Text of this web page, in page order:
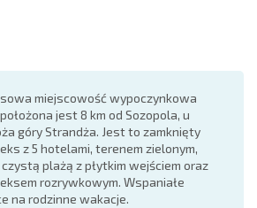
miejscowość wypoczynkowa
jest 8 km od Sozopola, u
góry Strandża. Jest to zamknięty
z 5 hotelami, terenem zielonym,
plażą z płytkim wejściem oraz
rozrywkowym. Wspaniałe
na rodzinne wakacje.